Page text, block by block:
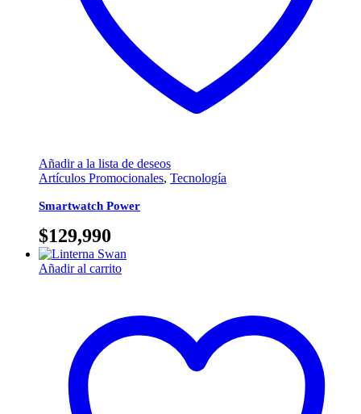
Añadir a la lista de deseos
Artículos Promocionales, Tecnología
Smartwatch Power
$129,990
Añadir al carrito